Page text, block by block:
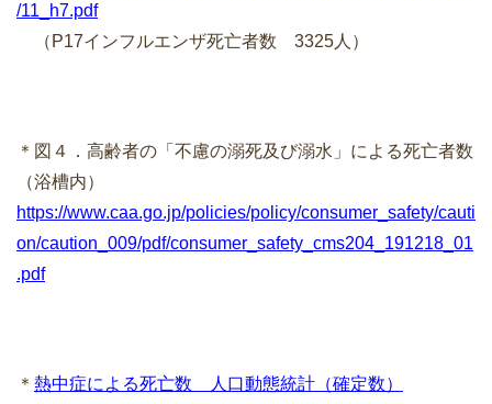
/11_h7.pdf
（P17インフルエンザ死亡者数 3325人）
＊図４．高齢者の「不慮の溺死及び溺水」による死亡者数
（浴槽内）
https://www.caa.go.jp/policies/policy/consumer_safety/cauti
on/caution_009/pdf/consumer_safety_cms204_191218_01
.pdf
＊ 熱中症による死亡数 人口動態統計（確定数）